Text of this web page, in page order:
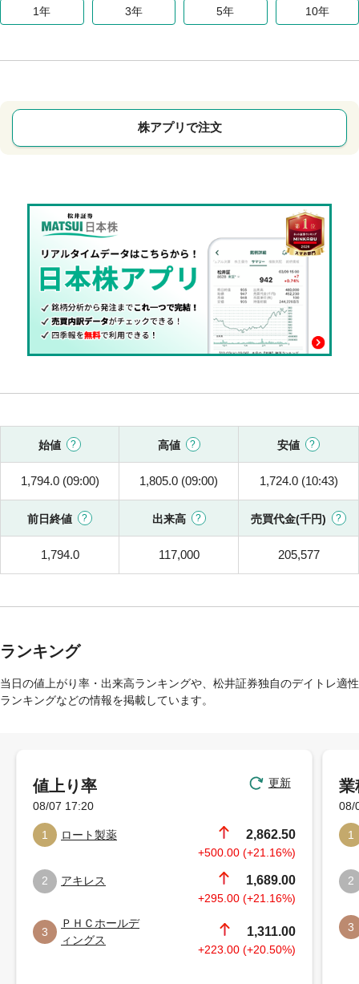
1年 3年 5年 10年
株アプリで注文
始値 高値 安値
1,794.0 (09:00) 1,805.0 (09:00) 1,724.0 (10:43)
前日終値 出来高 売買代金(千円)
1,794.0 117,000 205,577
ランキング
当日の値上がり率・出来高ランキングや、松井証券独自のデイトレ適性
ランキングなどの情報を掲載しています。